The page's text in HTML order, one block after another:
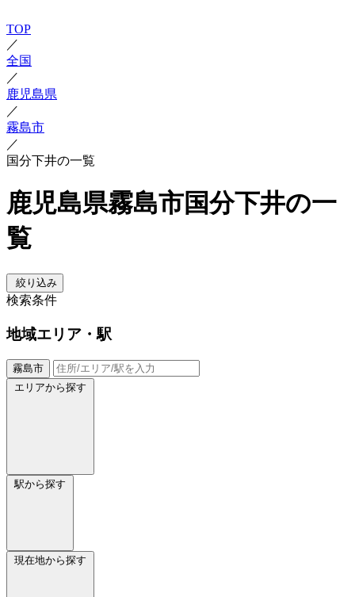
TOP
／
全国
／
鹿児島県
／
霧島市
／
国分下井の一覧
鹿児島県霧島市国分下井の一
覧
絞り込み
検索条件
地域エリア・駅
霧島市
エリアから探す
駅から探す
現在地から探す